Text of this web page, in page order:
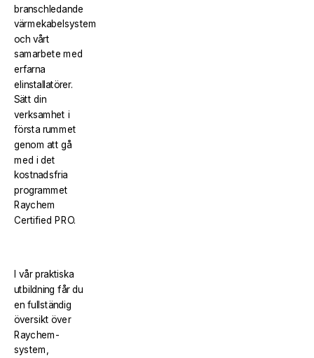
branschledande
värmekabelsystem
och vårt
samarbete med
erfarna
elinstallatörer.
Sätt din
verksamhet i
första rummet
genom att gå
med i det
kostnadsfria
programmet
Raychem
Certified PRO.
I vår praktiska
utbildning får du
en fullständig
översikt över
Raychem-
system,